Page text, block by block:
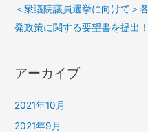
＜衆議院議員選挙に向けて＞
発政策に関する要望書を提出！
アーカイブ
2021年10月
2021年9月